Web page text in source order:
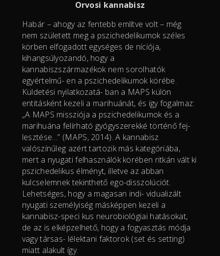
Orvosi kannabisz
Habár – ahogy az fentebb említve volt – még
nem született meg a pszichedelikumok széles
körben elfogadott egységes de níciója,
kihangsúlyozandó, hogy a
kannabiszszármazékok nem sorolhatók
egyértelmű- en a pszichedelikumok körébe.
Küldetési nyilatkozatá- ban a MAPS külön
entitásként kezeli a marihuánát, és így fogalmaz:
„A MAPS missziója a pszichedelikumok és a
marihuána felírható gyógyszerekké történő fej-
lesztése…” (MAPS, 2014). A kannabisz
valószínűleg azért tartozik más kategóriába,
mert a nyugati felhasználók körében ritkán vált ki
pszichedelikus élményt, illetve az abban
kulcselemnek tekinthető ego-disszolúciót.
Lehetséges, hogy a magasan indi- vidualizált
nyugati személyiség másképpen kezeli a
kannabisz-speci kus neurobiológiai hatásokat,
de az is elképzelhető, hogy a fogyasztás módja
vagy társas- lélektani faktorok (set és setting)
miatt alakult így.